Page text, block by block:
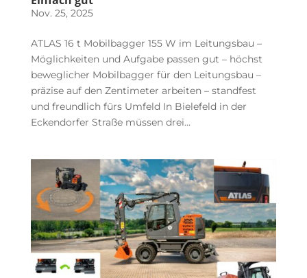
Nov. 25, 2025
ATLAS 16 t Mobilbagger 155 W im Leitungsbau –
Möglichkeiten und Aufgabe passen gut – höchst
beweglicher Mobilbagger für den Leitungsbau –
präzise auf den Zentimeter arbeiten – standfest
und freundlich fürs Umfeld In Bielefeld in der
Eckendorfer Straße müssen drei...